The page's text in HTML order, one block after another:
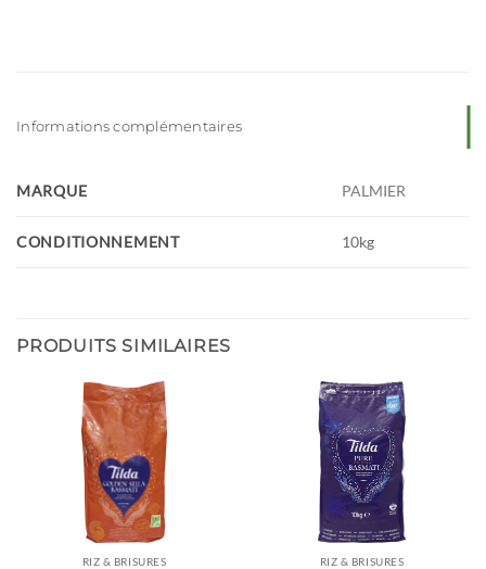
Informations complémentaires
MARQUE PALMIER
CONDITIONNEMENT 10kg
PRODUITS SIMILAIRES
RIZ & BRISURES RIZ & BRISURES